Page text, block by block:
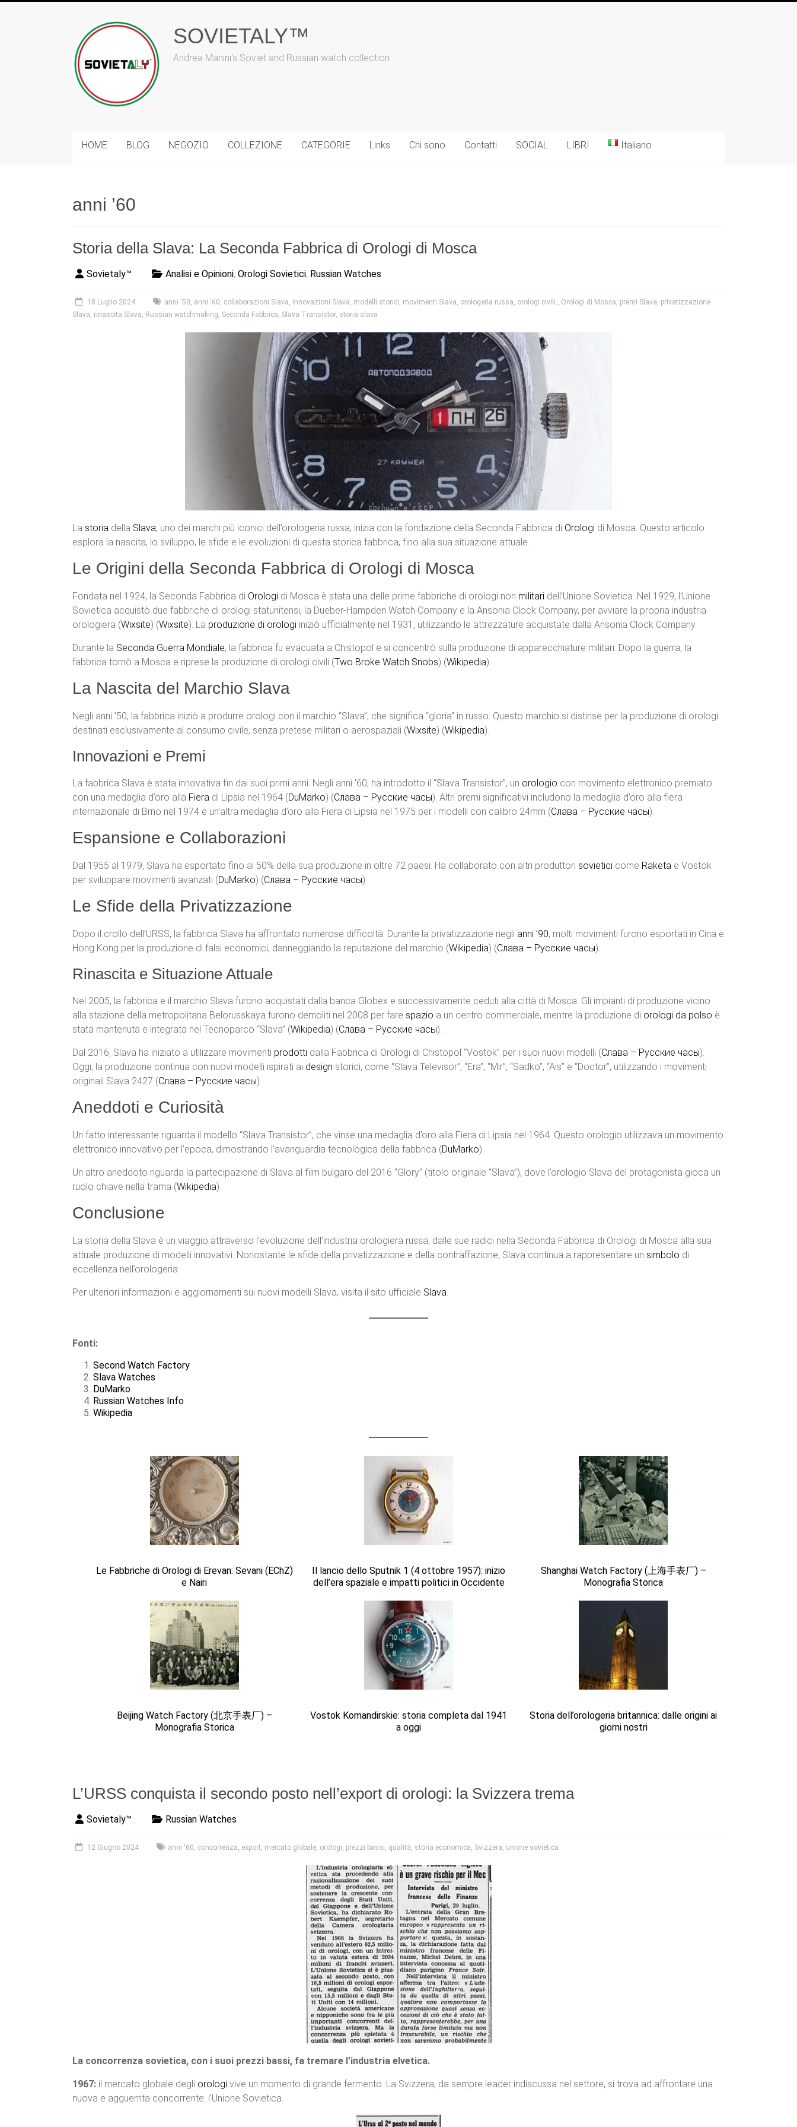
SOVIETALY™
Andrea Manini's Soviet and Russian watch collection
HOME BLOG NEGOZIO COLLEZIONE CATEGORIE Links Chi sono Contatti SOCIAL LIBRI Italiano
anni ’60
Storia della Slava: La Seconda Fabbrica di Orologi di Mosca
Sovietaly™ Analisi e Opinioni, Orologi Sovietici, Russian Watches
18 Luglio 2024 anni '50, anni '60, collaborazioni Slava, innovazioni Slava, modelli storici, movimenti Slava, orologeria russa, orologi civili., Orologi di Mosca, premi Slava, privatizzazione
Slava, rinascita Slava, Russian watchmaking, Seconda Fabbrica, Slava Transistor, storia slava
La storia della Slava, uno dei marchi più iconici dell’orologeria russa, inizia con la fondazione della Seconda Fabbrica di Orologi di Mosca. Questo articolo
esplora la nascita, lo sviluppo, le sfide e le evoluzioni di questa storica fabbrica, fino alla sua situazione attuale.
Le Origini della Seconda Fabbrica di Orologi di Mosca
Fondata nel 1924, la Seconda Fabbrica di Orologi di Mosca è stata una delle prime fabbriche di orologi non militari dell’Unione Sovietica. Nel 1929, l’Unione
Sovietica acquistò due fabbriche di orologi statunitensi, la Dueber-Hampden Watch Company e la Ansonia Clock Company, per avviare la propria industria
orologiera​ (Wixsite)​​ (Wixsite)​. La produzione di orologi iniziò ufficialmente nel 1931, utilizzando le attrezzature acquistate dalla Ansonia Clock Company.
Durante la Seconda Guerra Mondiale, la fabbrica fu evacuata a Chistopol e si concentrò sulla produzione di apparecchiature militari. Dopo la guerra, la
fabbrica tornò a Mosca e riprese la produzione di orologi civili​ (Two Broke Watch Snobs)​​ (Wikipedia)​.
La Nascita del Marchio Slava
Negli anni ’50, la fabbrica iniziò a produrre orologi con il marchio “Slava”, che significa “gloria” in russo. Questo marchio si distinse per la produzione di orologi
destinati esclusivamente al consumo civile, senza pretese militari o aerospaziali​ (Wixsite)​​ (Wikipedia)​.
Innovazioni e Premi
La fabbrica Slava è stata innovativa fin dai suoi primi anni. Negli anni ’60, ha introdotto il “Slava Transistor”, un orologio con movimento elettronico premiato
con una medaglia d’oro alla Fiera di Lipsia nel 1964​ (DuMarko)​​ (Слава – Русские часы)​. Altri premi significativi includono la medaglia d’oro alla fiera
internazionale di Brno nel 1974 e un’altra medaglia d’oro alla Fiera di Lipsia nel 1975 per i modelli con calibro 24mm​ (Слава – Русские часы)​.
Espansione e Collaborazioni
Dal 1955 al 1979, Slava ha esportato fino al 50% della sua produzione in oltre 72 paesi. Ha collaborato con altri produttori sovietici come Raketa e Vostok
per sviluppare movimenti avanzati​ (DuMarko)​​ (Слава – Русские часы)​.
Le Sfide della Privatizzazione
Dopo il crollo dell’URSS, la fabbrica Slava ha affrontato numerose difficoltà. Durante la privatizzazione negli anni ’90, molti movimenti furono esportati in Cina e
Hong Kong per la produzione di falsi economici, danneggiando la reputazione del marchio​ (Wikipedia)​​ (Слава – Русские часы)​.
Rinascita e Situazione Attuale
Nel 2005, la fabbrica e il marchio Slava furono acquistati dalla banca Globex e successivamente ceduti alla città di Mosca. Gli impianti di produzione vicino
alla stazione della metropolitana Belorusskaya furono demoliti nel 2008 per fare spazio a un centro commerciale, mentre la produzione di orologi da polso è
stata mantenuta e integrata nel Tecnoparco “Slava”​ (Wikipedia)​​ (Слава – Русские часы)​.
Dal 2016, Slava ha iniziato a utilizzare movimenti prodotti dalla Fabbrica di Orologi di Chistopol “Vostok” per i suoi nuovi modelli​ (Слава – Русские часы)​.
Oggi, la produzione continua con nuovi modelli ispirati ai design storici, come “Slava Televisor”, “Era”, “Mir”, “Sadko”, “Ais” e “Doctor”, utilizzando i movimenti
originali Slava 2427​ (Слава – Русские часы)​.
Aneddoti e Curiosità
Un fatto interessante riguarda il modello “Slava Transistor”, che vinse una medaglia d’oro alla Fiera di Lipsia nel 1964. Questo orologio utilizzava un movimento
elettronico innovativo per l’epoca, dimostrando l’avanguardia tecnologica della fabbrica​ (DuMarko)​.
Un altro aneddoto riguarda la partecipazione di Slava al film bulgaro del 2016 “Glory” (titolo originale “Slava”), dove l’orologio Slava del protagonista gioca un
ruolo chiave nella trama​ (Wikipedia)​.
Conclusione
La storia della Slava è un viaggio attraverso l’evoluzione dell’industria orologiera russa, dalle sue radici nella Seconda Fabbrica di Orologi di Mosca alla sua
attuale produzione di modelli innovativi. Nonostante le sfide della privatizzazione e della contraffazione, Slava continua a rappresentare un simbolo di
eccellenza nell’orologeria.
Per ulteriori informazioni e aggiornamenti sui nuovi modelli Slava, visita il sito ufficiale Slava.
Fonti:
Second Watch Factory
Slava Watches
DuMarko
Russian Watches Info
Wikipedia
Le Fabbriche di Orologi di Erevan: Sevani (EChZ)
e Nairi
Il lancio dello Sputnik 1 (4 ottobre 1957): inizio
dell’era spaziale e impatti politici in Occidente
Shanghai Watch Factory (上海手表厂) –
Monografia Storica
Beijing Watch Factory (北京手表厂) –
Monografia Storica
Vostok Komandirskie: storia completa dal 1941
a oggi
Storia dell’orologeria britannica: dalle origini ai
giorni nostri
L’URSS conquista il secondo posto nell’export di orologi: la Svizzera trema
Sovietaly™ Russian Watches
12 Giugno 2024 anni '60, concorrenza, export, mercato globale, orologi, prezzi bassi, qualità, storia economica, Svizzera, unione sovietica
La concorrenza sovietica, con i suoi prezzi bassi, fa tremare l’industria elvetica.
1967: il mercato globale degli orologi vive un momento di grande fermento. La Svizzera, da sempre leader indiscussa nel settore, si trova ad affrontare una
nuova e agguerrita concorrente: l’Unione Sovietica.